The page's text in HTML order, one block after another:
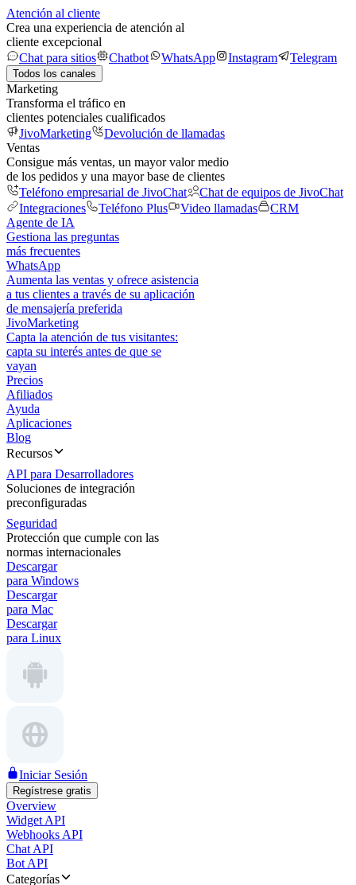
Atención al cliente
Crea una experiencia de atención al
cliente excepcional
Chat para sitios
Chatbot WhatsApp Instagram Telegram
Todos los canales
Marketing
Transforma el tráfico en
clientes potenciales cualificados
JivoMarketing
Devolución de llamadas
Ventas
Consigue más ventas, un mayor valor medio
de los pedidos y una mayor base de clientes
Teléfono empresarial de JivoChat
Chat de equipos de JivoChat
Integraciones
Teléfono Plus Video llamadas
CRM
Agente de IA
Gestiona las preguntas
más frecuentes
WhatsApp
Aumenta las ventas y ofrece asistencia
a tus clientes a través de su aplicación
de mensajería preferida
JivoMarketing
Capta la atención de tus visitantes:
capta su interés antes de que se
vayan
Precios
Afiliados
Ayuda
Aplicaciones
Blog
Recursos
API para Desarrolladores
Soluciones de integración
preconfiguradas
Seguridad
Protección que cumple con las
normas internacionales
Descargar
para Windows
Descargar
para Mac
Descargar
para Linux
Iniciar Sesión
Regístrese gratis
Overview
Widget API
Webhooks API
Chat API
Bot API
Categorías